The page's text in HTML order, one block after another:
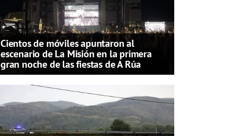
Cientos de móviles apuntaron al
escenario de La Misión en la primera
gran noche de las fiestas de A Rúa